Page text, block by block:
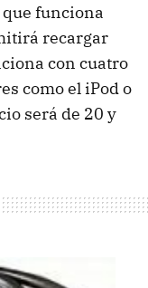
funciona
recargar
con cuatro
como el iPod o
será de 20 y